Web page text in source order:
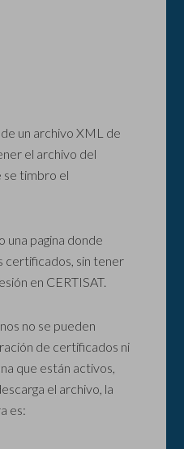
un archivo XML de
el archivo del
se timbro el
una pagina donde
certificados, sin tener
en CERTISAT.
no se pueden
de certificados ni
que están activos,
el archivo, la
es: